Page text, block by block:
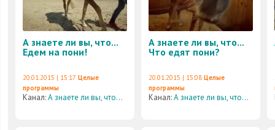
А знаете ли вы, что...
Едем на пони!
20.01.2015 | 15:17 Целые
программы
Канал:А знаете ли вы, что...
А знаете ли вы, что...
Что едят пони?
20.01.2015 | 15:08 Целые
программы
Канал:А знаете ли вы, что...